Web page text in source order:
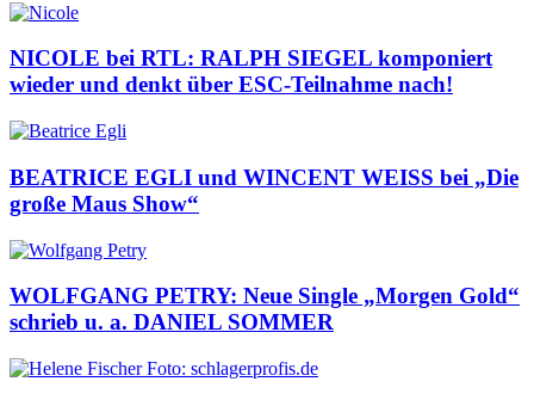
NICOLE bei RTL: RALPH SIEGEL komponiert
wieder und denkt über ESC-Teilnahme nach!
BEATRICE EGLI und WINCENT WEISS bei „Die
große Maus Show“
WOLFGANG PETRY: Neue Single „Morgen Gold“
schrieb u. a. DANIEL SOMMER